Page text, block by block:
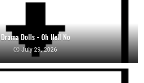
Drama Dolls - Oh Hell No
July 29, 2026